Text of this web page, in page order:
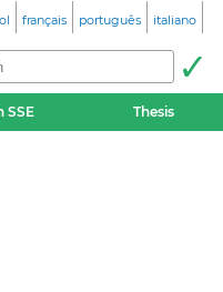
français português italiano
SSE Thesis